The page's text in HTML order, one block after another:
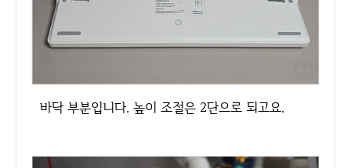
바닥 부분입니다. 높이 조절은 2단으로 되고요.